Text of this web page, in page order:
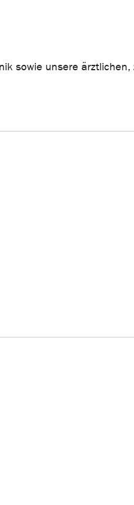
sowie unsere